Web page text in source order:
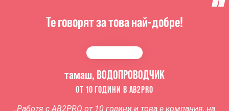
Те говорят за това най-добре!
тамаш, ВОДОПРОВОДЧИК
ОТ 10 ГОДИНИ В AB2PRO
„Работя с AB2PRO от 10 години и това е компания, на